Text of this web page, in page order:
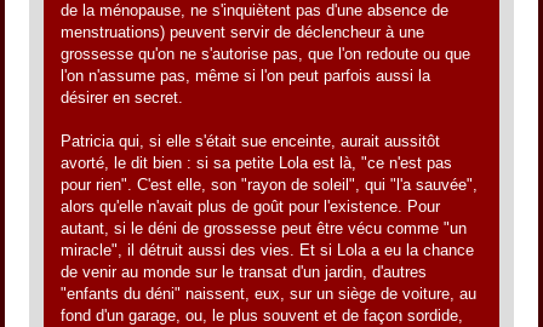
de la ménopause, ne s'inquiètent pas d'une absence de
menstruations) peuvent servir de déclencheur à une
grossesse qu'on ne s'autorise pas, que l'on redoute ou que
l'on n'assume pas, même si l'on peut parfois aussi la
désirer en secret.
Patricia qui, si elle s'était sue enceinte, aurait aussitôt
avorté, le dit bien : si sa petite Lola est là, "ce n'est pas
pour rien". C'est elle, son "rayon de soleil", qui "l'a sauvée",
alors qu'elle n'avait plus de goût pour l'existence. Pour
autant, si le déni de grossesse peut être vécu comme "un
miracle", il détruit aussi des vies. Et si Lola a eu la chance
de venir au monde sur le transat d'un jardin, d'autres
"enfants du déni" naissent, eux, sur un siège de voiture, au
fond d'un garage, ou, le plus souvent et de façon sordide,